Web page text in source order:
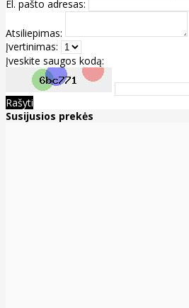
El. pašto adresas:
Atsiliepimas:
Įvertinimas:
Įveskite saugos kodą:
Rašyti
Susijusios prekės